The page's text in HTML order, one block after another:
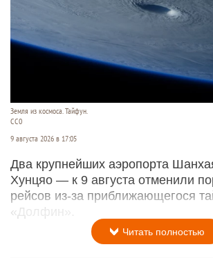
Земля из космоса. Тайфун.
СС0
9 августа 2026 в 17:05
Два крупнейших аэропорта
Хунцяо — к 9 августа отменили
рейсов из-за приближающегося
«Долфин».
Читать полностью